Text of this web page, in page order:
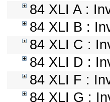
84 XLI A :
84 XLI B :
84 XLI C :
84 XLI D :
84 XLI F :
84 XLI G :